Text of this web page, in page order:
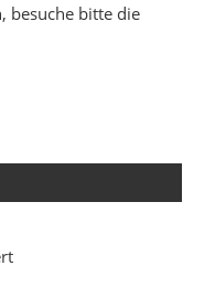
besuche bitte die